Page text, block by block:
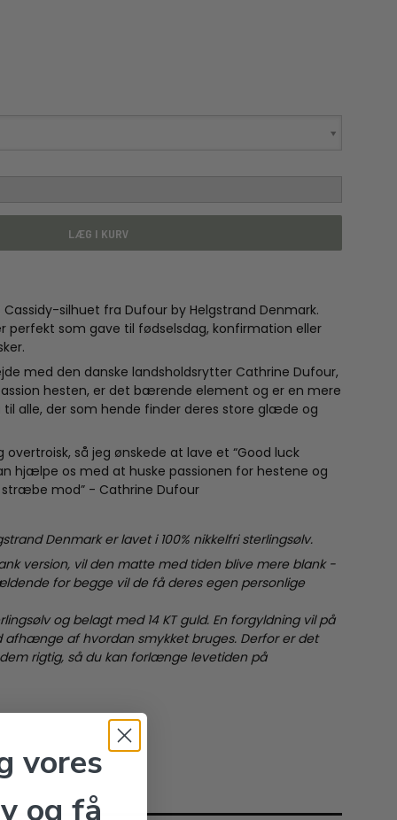
LÆG I KURV
silhuet fra Dufour by Helgstrand Denmark.
som gave til fødselsdag, konfirmation eller
med den danske landsholdsrytter Cathrine Dufour,
hesten, er det bærende element og er en mere
til alle, der som hende finder deres store glæde og
overtroisk, så jeg ønskede at lave et “Good luck
hjælpe os med at huske passionen for hestene og
mod” - Cathrine Dufour
Denmark er lavet i 100% nikkelfri sterlingsølv.
version, vil den matte med tiden blive mere blank -
for begge vil de få deres egen personlige
og belagt med 14 KT guld. En forgyldning vil på
afhænge af hvordan smykket bruges. Derfor er det
rigtig, så du kan forlænge levetiden på
vores
og få